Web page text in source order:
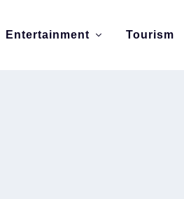
Entertainment Tourism